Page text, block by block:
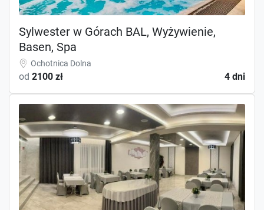
Sylwester w Górach BAL, Wyżywienie,
Basen, Spa
Ochotnica Dolna
od 2100 zł 4 dni